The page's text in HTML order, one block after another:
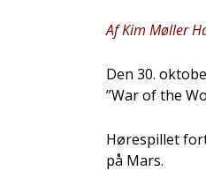
Af Kim Møl­ler
Den 30.
”War of the
Høre­spil­let
på Mars.